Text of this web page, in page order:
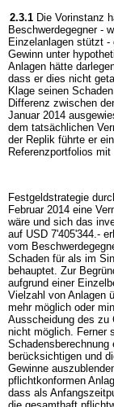
2.3.1 Die Vorinstanz
Beschwerdegegner -
Einzelanlagen stützt
Gewinn unter
Anlagen hätte
dass er dies nicht
Klage seinen
Differenz zwischen
Januar 2014
dem tatsächlichen
der Replik führte er
Referenzportfolios mit
Festgeldstrategie
Februar 2014 eine
wäre und sich das
auf USD 7'405'344.-
vom
Schaden für als im
behauptet. Zur
aufgrund einer
Vielzahl von Anlagen
mehr möglich oder
Ausscheidung des zu
nicht möglich. Ferner
Schadensberechnung
berücksichtigen und
Gewinne
pflichtkonformen
dass als